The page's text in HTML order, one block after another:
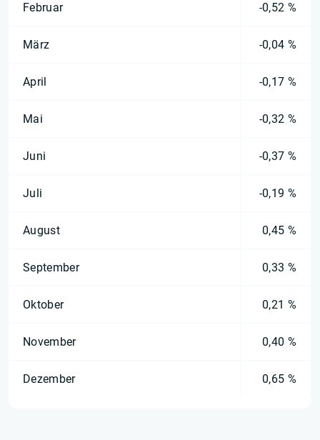
Februar -0,52 %
März -0,04 %
April -0,17 %
Mai -0,32 %
Juni -0,37 %
Juli -0,19 %
August 0,45 %
September 0,33 %
Oktober 0,21 %
November 0,40 %
Dezember 0,65 %